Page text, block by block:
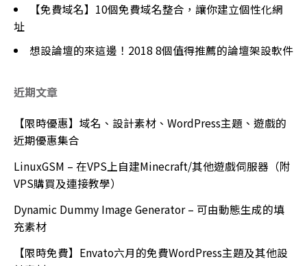
【免費域名】10個免費域名整合，讓你建立個性化網
址
想設論壇的來這邊！2018 8個值得推薦的論壇架設軟件
近期文章
【限時優惠】域名、設計素材、WordPress主題、遊戲的
近期優惠集合
LinuxGSM – 在VPS上自建Minecraft/其他遊戲伺服器（附
VPS購買及連接教學）
Dynamic Dummy Image Generator – 可由動態生成的填
充素材
【限時免費】Envato六月的免費WordPress主題及其他設